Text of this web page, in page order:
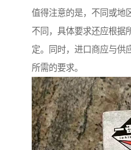
值得注意的是，不同或地
不同，具体要求还应根据
定。同时，进口商应与供
所需的要求。